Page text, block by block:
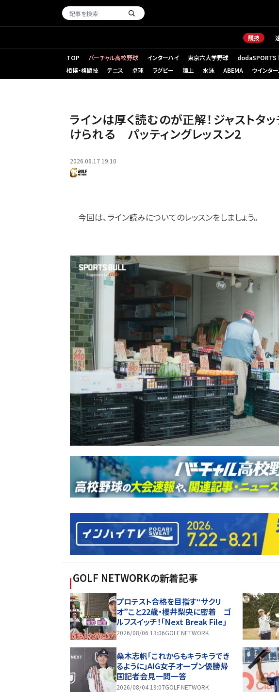
競技
TOP バーチャル高校野球 インターハイ 東京六大学野球 dodaSPORTS
（新しいタブで開
相撲・格闘技
テニス 卓球 ラグビー 陸上 水泳 ABEMA ウインタ
ラインは厚く読むのが正解！ジャストタ
けられる パッティングレッスン2
2026.06.17 19:10
今回は、ライン読みについてのレッスンをしましょう。
GOLF NETWORKの新着記事
プロテスト合格を目指す“サクリ
オ”こと22歳・櫻井梨央に密着 ゴ
ルフスイッチ！「Next Break File」
2026/08/06 13:06GOLF NETWORK
桑木志帆「これからもキラキラでき
るように」AIG女子オープン優勝帰
国記者会見一問一答
2026/08/04 19:07GOLF NETWORK